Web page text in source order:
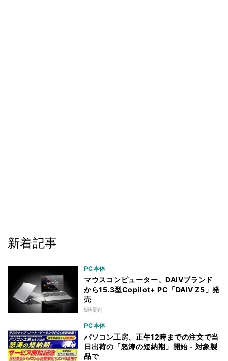
新着記事
PC本体
マウスコンピューター、DAIVブランド
から15.3型Copilot+ PC「DAIV Z5」発
売
5時間前
PC本体
パソコン工房、正午12時までの注文で当
日出荷の「怒涛の短納期」開始 - 対象製
品で